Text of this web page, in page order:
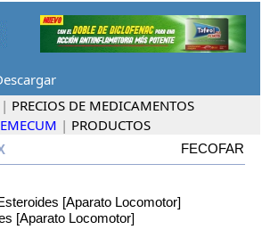
| PRECIOS DE MEDICAMENTOS
| PRODUCTOS
FECOFAR
[Aparato Locomotor]
[Aparato Locomotor]